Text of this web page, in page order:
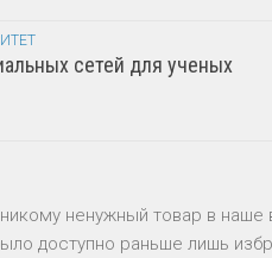
сетей для ученых
ненужный товар в
доступно раньше лишь